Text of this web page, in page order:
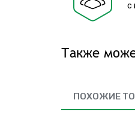
с
Также
ПОХОЖИЕ